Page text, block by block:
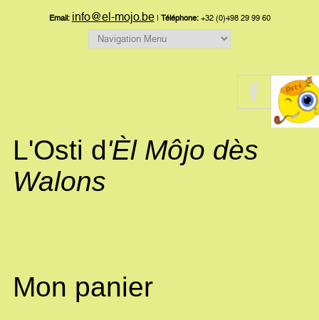
Email: info@el-mojo.be| Téléphone:+32 (0)498 29 99 60
L'Osti d'Èl Môjo dès
Walons
Mon panier